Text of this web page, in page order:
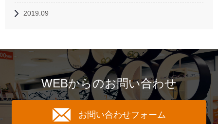
2019.09
WEBからのお問い合わせ
お問い合わせフォーム